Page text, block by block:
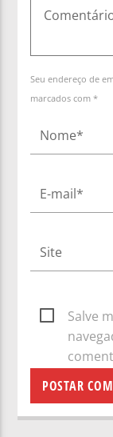
Seu endereço de
marcados com *
Salve